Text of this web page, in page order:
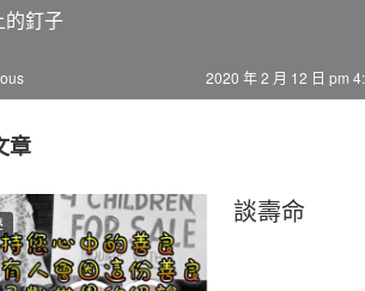
的釘子
2020 年 2 月 12 日 pm
章
談壽命